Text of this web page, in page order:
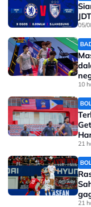
05/
10
21
21